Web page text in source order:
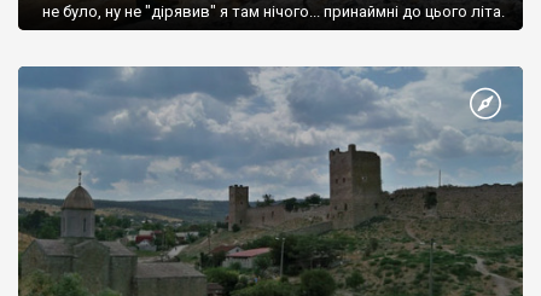
не було, ну не "дірявив" я там нічого... принаймні до цього літа.